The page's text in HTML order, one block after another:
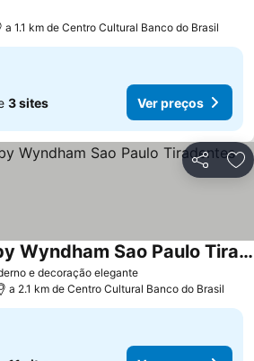
a 1.1 km de Centro Cultural Banco do Brasil
3 sites Ver preços
Partilhar
e decoração elegante
Ramada Encore by Wyndham Sao Paulo Tiradentes
a 2.1 km de Centro Cultural Banco do Brasil